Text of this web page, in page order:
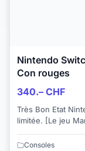
Nintendo
Con rouges
340.– CHF
Très Bon Etat Nintendo Switch en très bon état en édition
limitée. [Le jeu
Consoles